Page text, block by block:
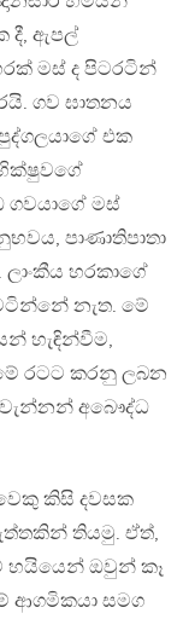
දී, ඇපල්
මස් ද පිටරටින්
ගව ඝාතනය
එක
ගවයාගේ මස්
පාණාතිපාතා
හරකාගේ
නැත. මේ
හැඳින්වීම,
රටට කරනු ලබන
අබෞද්ධ
කිසි දවසක
තියමු. ඒත්,
හයියෙන් ඔවුන් කෑ
ආගමිකයා සමග